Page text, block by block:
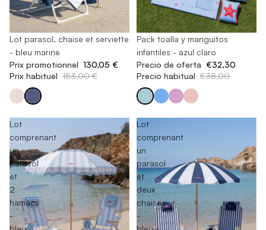
-15%
Lot parasol, chaise et serviette
- bleu marine
Prix promotionnel 130,05 €
Prix habituel 153,00 €
En rupture de stock
Pack toalla y manguitos
infantiles - azul claro
Precio de oferta €32,30
Precio habitual €38,00
Lot
comprenant
un
parasol
et
2
hamacs
-
Lot
comprenant
un
parasol
et
deux
chaises
-